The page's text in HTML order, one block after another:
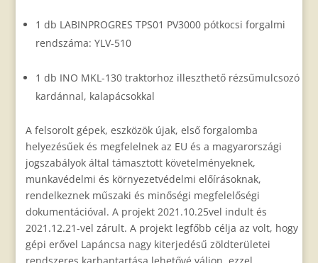
1 db LABINPROGRES TPS01 PV3000 pótkocsi forgalmi
rendszáma: YLV-510
1 db INO MKL-130 traktorhoz illeszthető rézsűmulcsozó
kardánnal, kalapácsokkal
A felsorolt gépek, eszközök újak, első forgalomba
helyezésűek és megfelelnek az EU és a magyarországi
jogszabályok által támasztott követelményeknek,
munkavédelmi és környezetvédelmi előírásoknak,
rendelkeznek műszaki és minőségi megfelelőségi
dokumentációval. A projekt 2021.10.25vel indult és
2021.12.21-vel zárult. A projekt legfőbb célja az volt, hogy
gépi erővel Lapáncsa nagy kiterjedésű zöldterületei